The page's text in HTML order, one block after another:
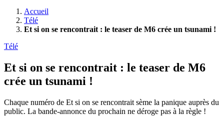
Accueil
Télé
Et si on se rencontrait : le teaser de M6 crée un tsunami !
Télé
Et si on se rencontrait : le teaser de M6
crée un tsunami !
Chaque numéro de Et si on se rencontrait sème la panique auprès du
public. La bande-annonce du prochain ne déroge pas à la règle !